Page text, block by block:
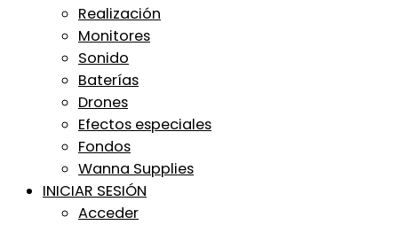
Realización
Monitores
Sonido
Baterías
Drones
Efectos especiales
Fondos
Wanna Supplies
INICIAR SESIÓN
Acceder